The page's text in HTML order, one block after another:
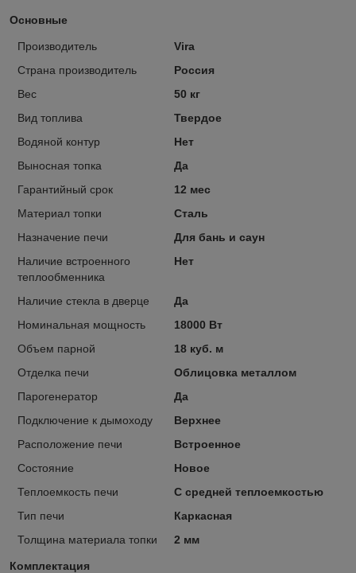
Основные
Производитель
Vira
Страна производитель
Россия
Вес
50 кг
Вид топлива
Твердое
Водяной контур
Нет
Выносная топка
Да
Гарантийный срок
12 мес
Материал топки
Сталь
Назначение печи
Для бань и саун
Наличие встроенного
теплообменника
Нет
Наличие стекла в дверце
Да
Номинальная мощность
18000 Вт
Объем парной
18 куб. м
Отделка печи
Облицовка металлом
Парогенератор
Да
Подключение к дымоходу
Верхнее
Расположение печи
Встроенное
Состояние
Новое
Теплоемкость печи
С средней теплоемкостью
Тип печи
Каркасная
Толщина материала топки
2 мм
Комплектация